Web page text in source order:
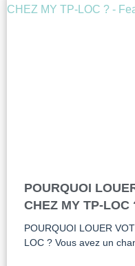
POURQUOI
CHEZ MY TP-LOC
POURQUOI LOUER
LOC ? Vous avez un